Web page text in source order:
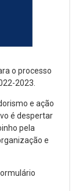
o processo
2023.
e ação
é despertar
pela
e